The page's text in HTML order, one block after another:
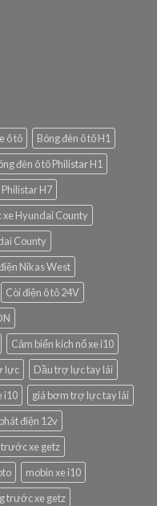
ô tô
Bóng đèn ô tô H1
đèn ô tô Philistar H1
Philistar H7
Hyundai County
County
Nikas West
Còi điện ô tô 24V
Cảm biến kích nổ xe i10
lực
Dầu trợ lực tay lái
i10
giá bơm trợ lực tay lái
điện 12v
trước xe getz
mobin xe i10
trước xe getz